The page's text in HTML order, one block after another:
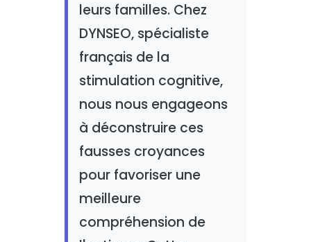
leurs familles. Chez
DYNSEO, spécialiste
français de la
stimulation cognitive,
nous nous engageons
à déconstruire ces
fausses croyances
pour favoriser une
meilleure
compréhension de